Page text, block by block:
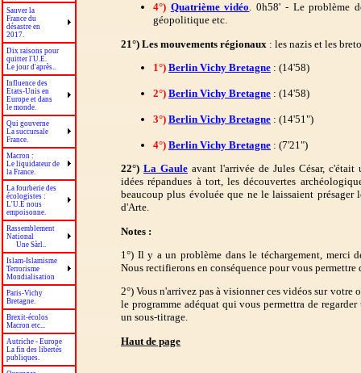
Sauver la
France du
désastre en
2017.
Dix raisons pour
quitter l'U.E.
Le jour d'après..
Influence des
Etats-Unis en
Europe et dans
le monde.
Qui gouverne
La succursale
France.
Macron :
Le liquidateur de
la France.
La fourberie des
écologistes :
L'U.E nous
empoisonne.
Rassemblement
National
Une Sàrl..
Islam-Islamisme
Terrorisme
Mondialisation
Paris-Vichy
Bretagne.
Brexit-écolos
Macron etc...
Autriche - Europe
La fin des libertés
publiques.
4°) Quatrième vidéo. 0h58' - Le problème
géopolitique etc.
21°) Les mouvements régionaux : les nazis et les
1°) Berlin Vichy Bretagne : (14'58)
2°) Berlin Vichy Bretagne : (14'58)
3°) Berlin Vichy Bretagne : (14'51")
4°) Berlin Vichy Bretagne : (7'21")
22°) La Gaule avant l'arrivée de Jules César,
idées répandues à tort, les découvertes
beaucoup plus évoluée que ne le laissaient
d'Arte.
Notes :
1°) Il y a un problème dans le téchargement, merci
Nous rectifierons en conséquence pour vous
2°) Vous n'arrivez pas à visionner ces vidéos sur votre
le programme adéquat qui vous permettra de
un sous-titrage.
Haut de page